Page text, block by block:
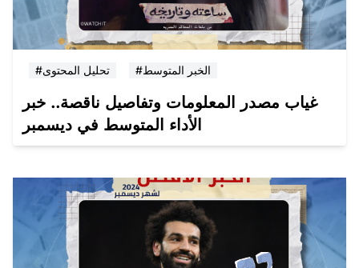
#تحليل المحتوى #الخبر المتوسط
غياب مصدر المعلومات وتفاصيل ناقصة.. خبر
الأداء المتوسط في ديسمبر